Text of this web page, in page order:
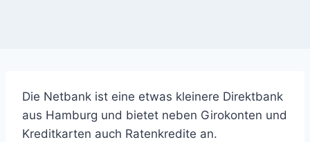
Die Netbank ist eine etwas kleinere Direktbank
aus Hamburg und bietet neben Girokonten und
Kreditkarten auch Ratenkredite an.